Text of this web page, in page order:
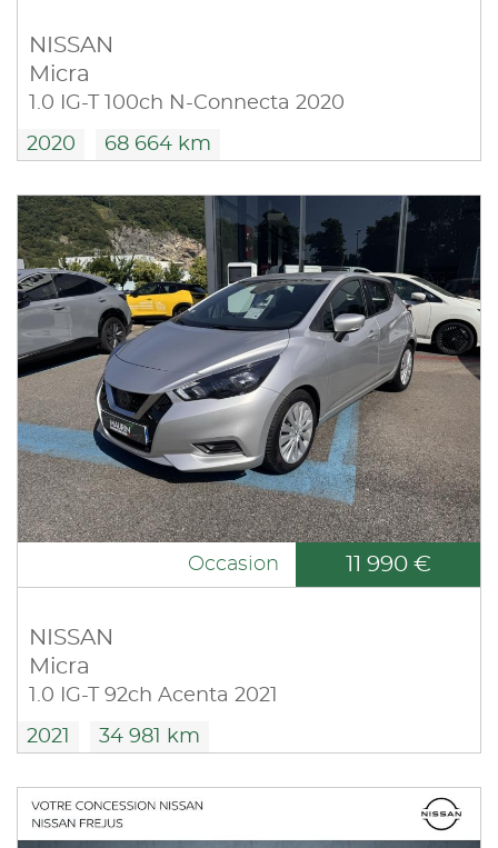
NISSAN
Micra
1.0 IG-T 100ch N-Connecta 2020
2020 68 664 km
Occasion 11 990 €
NISSAN
Micra
1.0 IG-T 92ch Acenta 2021
2021 34 981 km